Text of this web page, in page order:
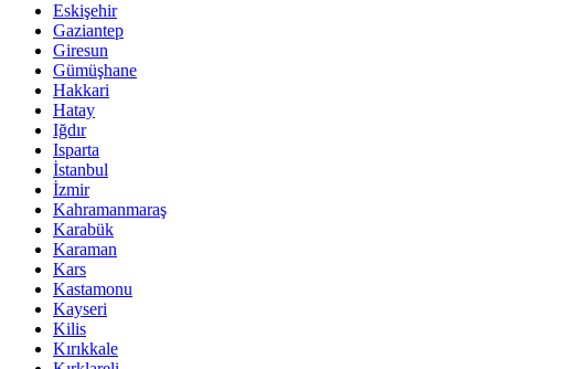
Eskişehir
Gaziantep
Giresun
Gümüşhane
Hakkari
Hatay
Iğdır
Isparta
İstanbul
İzmir
Kahramanmaraş
Karabük
Karaman
Kars
Kastamonu
Kayseri
Kilis
Kırıkkale